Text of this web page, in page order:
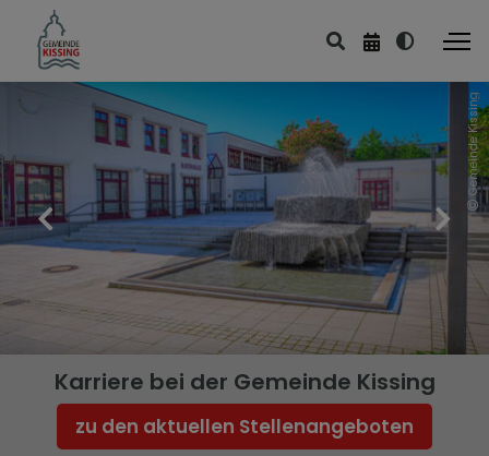
Gemeinde Kissing
Karriere bei der Gemeinde Kissing
zu den aktuellen Stellenangeboten